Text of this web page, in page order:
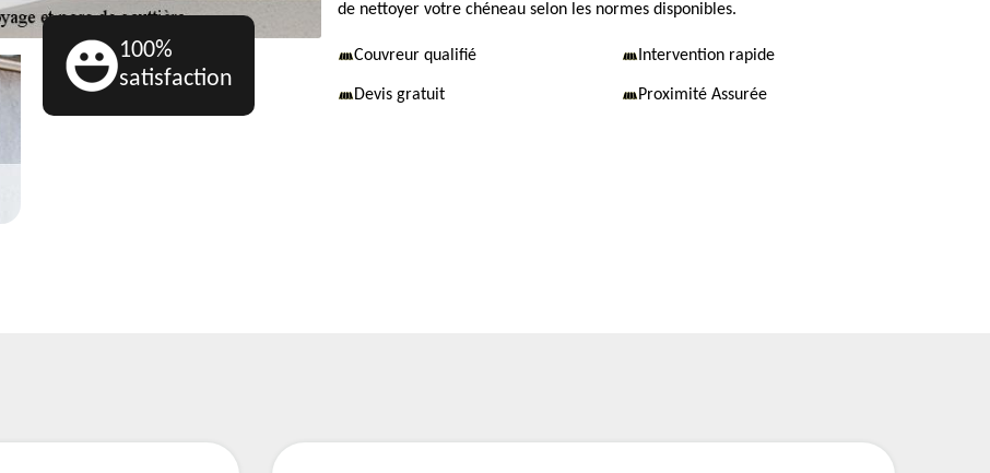
100%
satisfaction
de nettoyer votre chéneau selon les normes disponibles.
Couvreur qualifié Intervention rapide
Devis gratuit Proximité Assurée